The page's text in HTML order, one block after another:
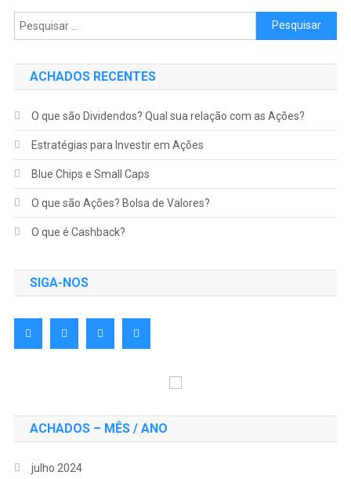
ACHADOS RECENTES
O que são Dividendos? Qual sua relação com as Ações?
Estratégias para Investir em Ações
Blue Chips e Small Caps
O que são Ações? Bolsa de Valores?
O que é Cashback?
SIGA-NOS
ACHADOS – MÊS / ANO
julho 2024